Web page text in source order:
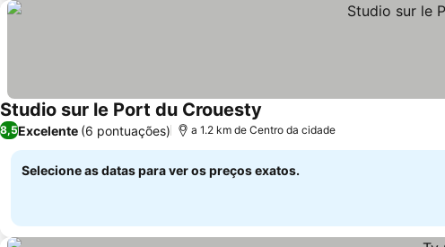
Studio sur le Port du Crouesty
8,5Excelente (6 pontuações) a 1.2 km de Centro da cidade
Selecione as datas para ver os preços exatos.